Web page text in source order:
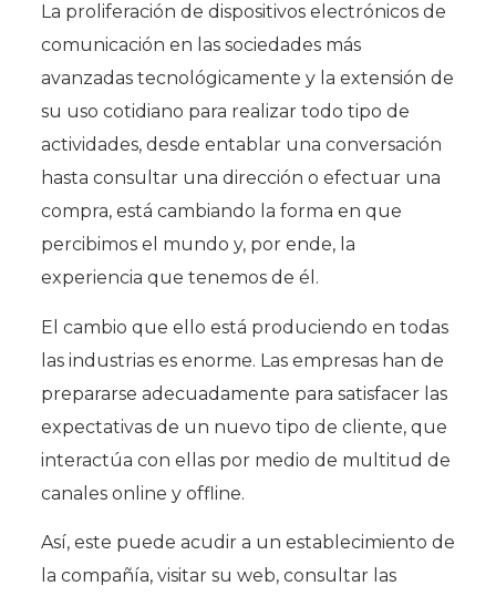
La proliferación de dispositivos electrónicos de
comunicación en las sociedades más
avanzadas tecnológicamente y la extensión de
su uso cotidiano para realizar todo tipo de
actividades, desde entablar una conversación
hasta consultar una dirección o efectuar una
compra, está cambiando la forma en que
percibimos el mundo y, por ende, la
experiencia que tenemos de él.
El cambio que ello está produciendo en todas
las industrias es enorme. Las empresas han de
prepararse adecuadamente para satisfacer las
expectativas de un nuevo tipo de cliente, que
interactúa con ellas por medio de multitud de
canales online y offline.
Así, este puede acudir a un establecimiento de
la compañía, visitar su web, consultar las